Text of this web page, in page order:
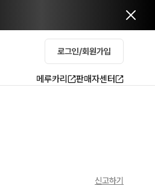
로그인/회원가입
메루카리 판매자센터
신고하기